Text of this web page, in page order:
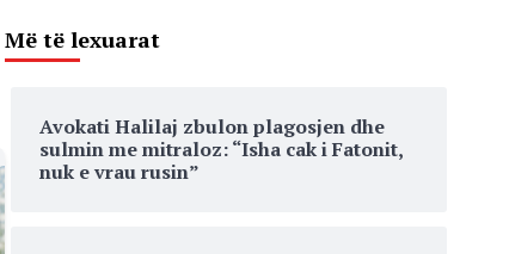
Më të lexuarat
Avokati Halilaj zbulon plagosjen dhe
sulmin me mitraloz: “Isha cak i Fatonit,
nuk e vrau rusin”